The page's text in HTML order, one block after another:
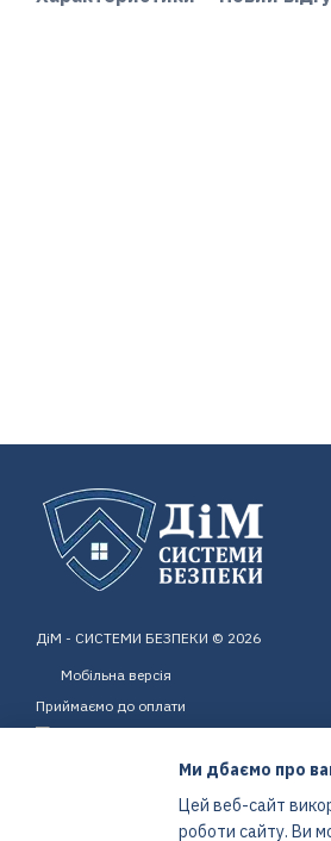
ДіМ - СИСТЕМИ БЕЗПЕКИ © 2026
Мобільна версія
Приймаємо до оплати
Ми дбаємо про
Цей веб-сайт
роботи сайту. Ви